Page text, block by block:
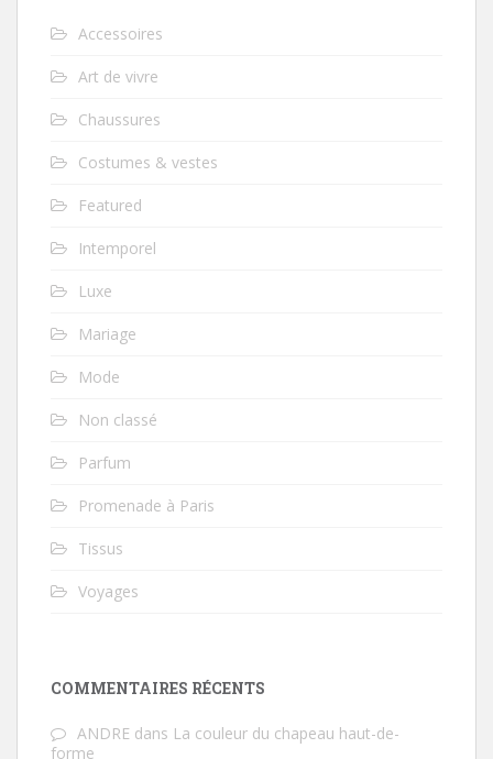
Accessoires
Art de vivre
Chaussures
Costumes & vestes
Featured
Intemporel
Luxe
Mariage
Mode
Non classé
Parfum
Promenade à Paris
Tissus
Voyages
COMMENTAIRES RÉCENTS
ANDRE dans La couleur du chapeau haut-de-
forme